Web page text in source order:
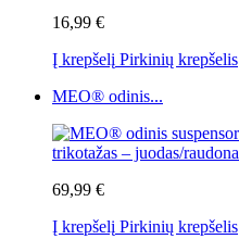
16,99 €
Į krepšelį Pirkinių krepšelis
MEO® odinis...
69,99 €
Į krepšelį Pirkinių krepšelis